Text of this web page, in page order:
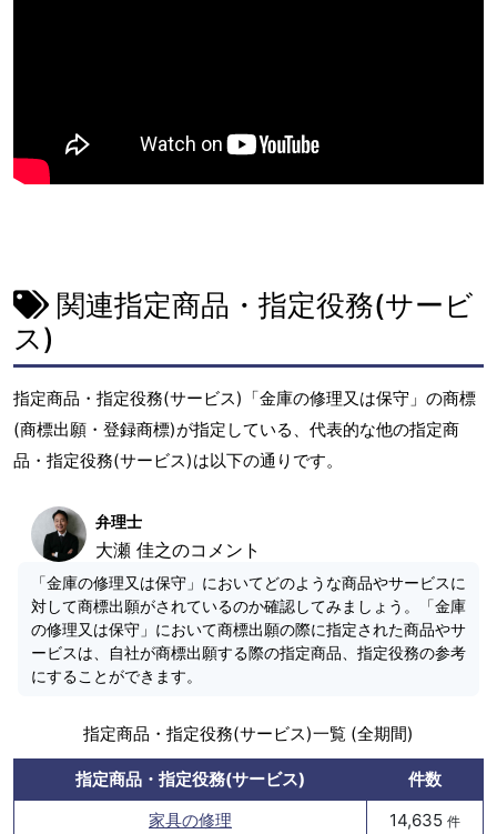
関連指定商品・指定役務(サービ
ス)
指定商品・指定役務(サービス)「金庫の修理又は保守」の商標
(商標出願・登録商標)が指定している、代表的な他の指定商
品・指定役務(サービス)は以下の通りです。
弁理士
大瀬 佳之のコメント
「金庫の修理又は保守」においてどのような商品やサービスに
対して商標出願がされているのか確認してみましょう。「金庫
の修理又は保守」において商標出願の際に指定された商品やサ
ービスは、自社が商標出願する際の指定商品、指定役務の参考
にすることができます。
指定商品・指定役務(サービス)一覧 (全期間)
指定商品・指定役務(サービス)
件数
家具の修理
14,635 件